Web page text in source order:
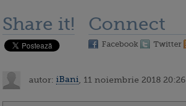
Share it! Connect
Facebook Twitter
autor: iBani , 11 noiembrie 2018 20:26